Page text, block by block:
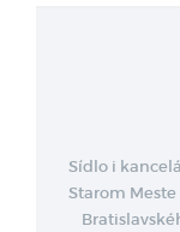
Sídlo i
Starom